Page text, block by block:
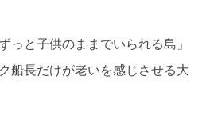
っと子供のままでいられる島」
船長だけが老いを感じさせる大